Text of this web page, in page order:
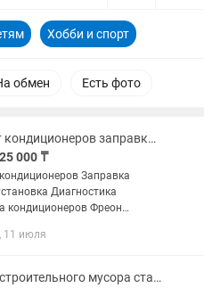
Хобби и спорт
обмен Есть фото
Ремонт кондиционеров заправка чистка установка диагностика обслуживание
000 ₸
Заправка
Диагностика
кондиционеров Фреон
7 Огромный опыт Качество
11 июля
Вывоз строительного мусора старой мебели ненужного хлама звоните